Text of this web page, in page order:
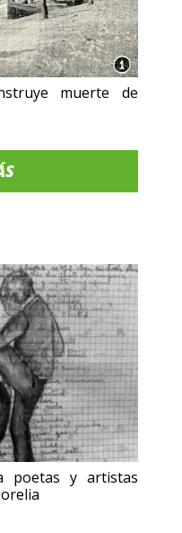
muerte de
poetas y artistas